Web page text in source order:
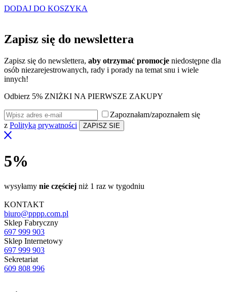
DODAJ DO KOSZYKA
Zapisz się do newslettera
Zapisz się do newslettera, aby otrzymać promocje niedostępne dla
osób niezarejestrowanych, rady i porady na temat snu i wiele
innych!
Odbierz 5% ZNIŻKI NA PIERWSZE ZAKUPY
Zapoznałam/zapoznałem się
z Polityką prywatności
5%
wysyłamy nie częściej niż 1 raz w tygodniu
KONTAKT
biuro@pppp.com.pl
Sklep Fabryczny
697 999 903
Sklep Internetowy
697 999 903
Sekretariat
609 808 996